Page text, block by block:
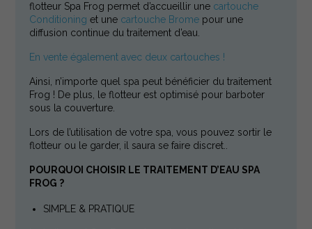
flotteur Spa Frog permet d’accueillir une cartouche
Conditioning et une cartouche Brome pour une
diffusion continue du traitement d’eau.
En vente également avec deux cartouches !
Ainsi, n’importe quel spa peut bénéficier du traitement
Frog ! De plus, le flotteur est optimisé pour barboter
sous la couverture.
Lors de l’utilisation de votre spa, vous pouvez sortir le
flotteur ou le garder, il saura se faire discret..
POURQUOI CHOISIR LE TRAITEMENT D’EAU SPA
FROG ?
SIMPLE & PRATIQUE